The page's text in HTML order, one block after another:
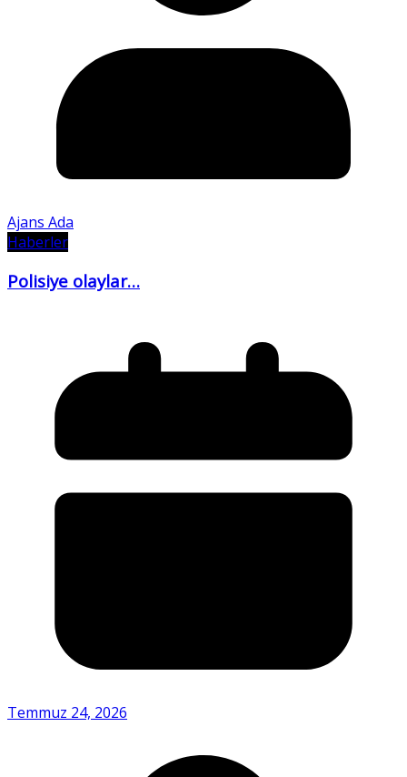
Ajans Ada
Haberler
Polisiye olaylar…
Temmuz 24, 2026